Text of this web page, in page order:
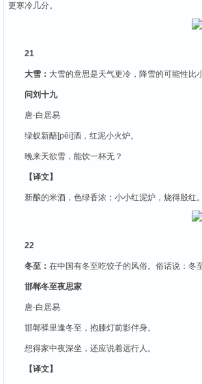
更寒冷几分。
21
大雪： 大雪的意思是天气更冷，降雪的可能性比
问刘十九
唐·白居易
绿蚁新醅[pēi]酒，红泥小火炉。
晚来天欲雪，能饮一杯无？
【译文】
新酿的米酒，色绿香浓；小小红泥炉，烧得殷
22
冬至： 在中国有冬至吃饺子的风俗。俗话说：冬
邯郸冬至夜思家
唐·白居易
邯郸驿里逢冬至，抱膝灯前影伴身。
想得家中夜深坐，还应说着远行人。
【译文】